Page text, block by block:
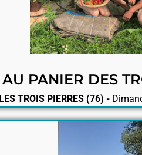
AU PANIER DES
LES TROIS PIERRES (76) -